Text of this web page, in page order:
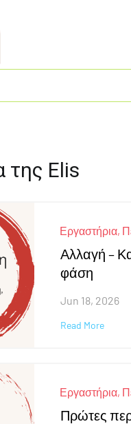
της Elis
Αλλαγή –
φάση
Jun 18, 2026
Εργαστήρια,
Read More
Πρώτες
Εργαστήρια,